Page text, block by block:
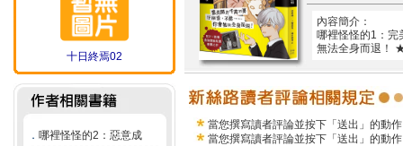
十日終焉02
． 哪裡怪怪的2：惡意成
內容簡介：
哪裡怪怪的1：
無法全身而退！
當您撰寫讀者評論並按下「送出」的動
當您撰寫讀者評論並按下「送出」的動